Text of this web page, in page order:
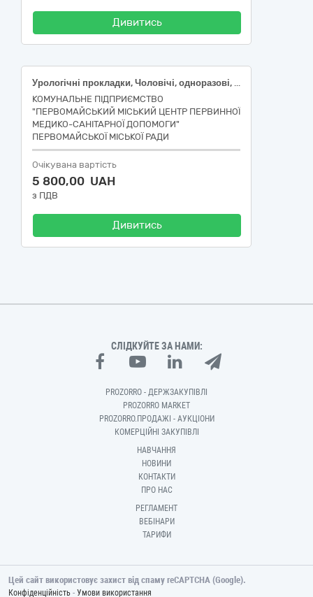
Дивитись
Урологічні прокладки, Чоловічі, одноразові, поглинання: 401-800 мл
КОМУНАЛЬНЕ ПІДПРИЄМСТВО
"ПЕРВОМАЙСЬКИЙ МІСЬКИЙ ЦЕНТР ПЕРВИННОЇ
МЕДИКО-САНІТАРНОЇ ДОПОМОГИ"
ПЕРВОМАЙСЬКОЇ МІСЬКОЇ РАДИ
Очікувана вартість
5 800,00 UAH
з ПДВ
Дивитись
СЛІДКУЙТЕ ЗА НАМИ:
PROZORRO - ДЕРЖЗАКУПІВЛІ
PROZORRO MARKET
PROZORRO.ПРОДАЖІ - АУКЦІОНИ
КОМЕРЦІЙНІ ЗАКУПІВЛІ
НАВЧАННЯ
НОВИНИ
КОНТАКТИ
ПРО НАС
РЕГЛАМЕНТ
ВЕБІНАРИ
ТАРИФИ
Цей сайт використовує захист від спаму reCAPTCHA (Google).
Конфіденційність - Умови використання